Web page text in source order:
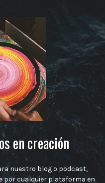
en creación
nuestro blog o podcast,
por cualquier plataforma en